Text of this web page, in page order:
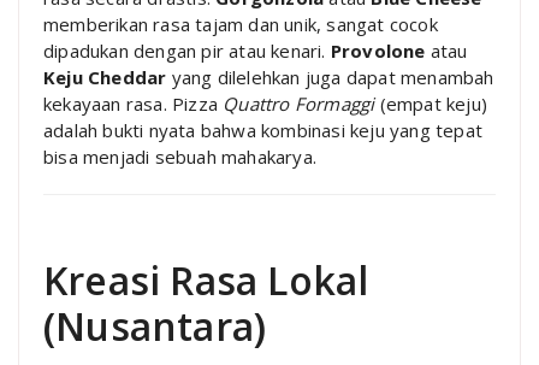
memberikan rasa tajam dan unik, sangat cocok
dipadukan dengan pir atau kenari. Provolone atau
Keju Cheddar yang dilelehkan juga dapat menambah
kekayaan rasa. Pizza Quattro Formaggi(empat keju)
adalah bukti nyata bahwa kombinasi keju yang tepat
bisa menjadi sebuah mahakarya.
Kreasi Rasa Lokal
(Nusantara)